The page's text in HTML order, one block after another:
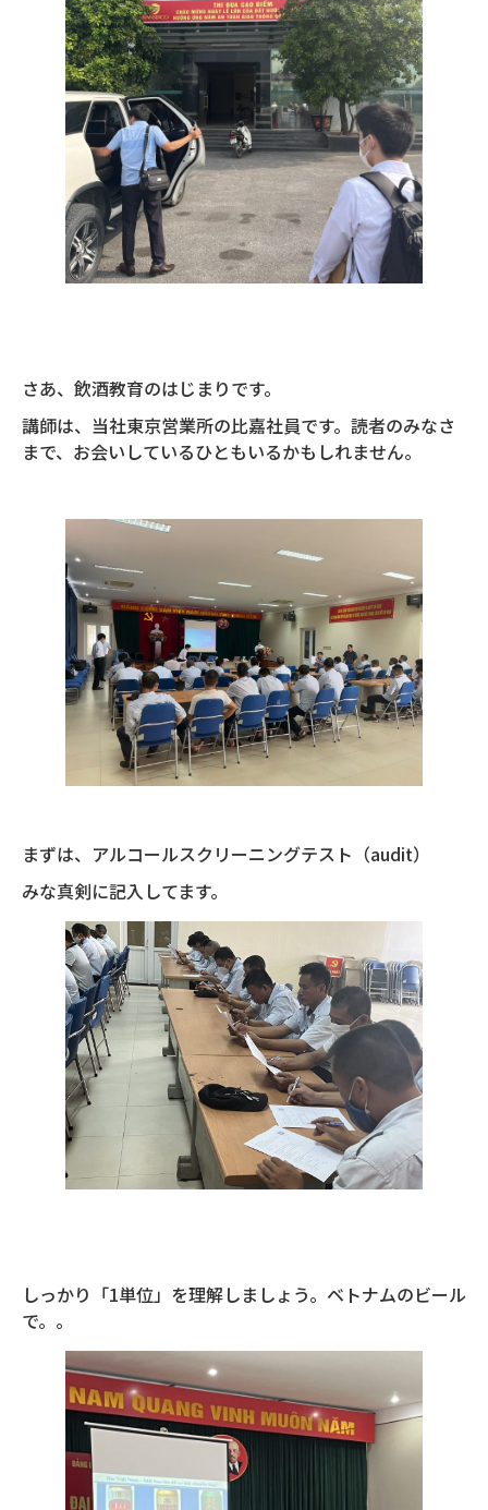
さあ、飲酒教育のはじまりです。
講師は、当社東京営業所の比嘉社員です。読者のみなさ
まで、お会いしているひともいるかもしれません。
まずは、アルコールスクリーニングテスト（audit）
みな真剣に記入してます。
しっかり「1単位」を理解しましょう。ベトナムのビール
で。。